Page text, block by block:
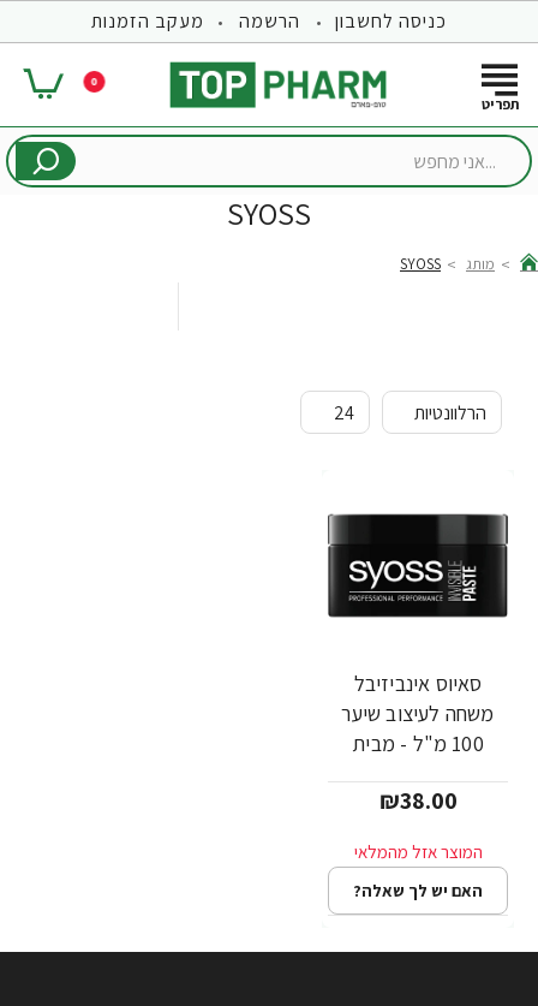
כניסה לחשבון הרשמה מעקב הזמנות
0
...אני
SYOSS
מותג SYOSS
סאיוס אינביזיבל
משחה לעיצוב שיער
100 מ"ל - מבית
₪38.00
האם יש לך שאלה?